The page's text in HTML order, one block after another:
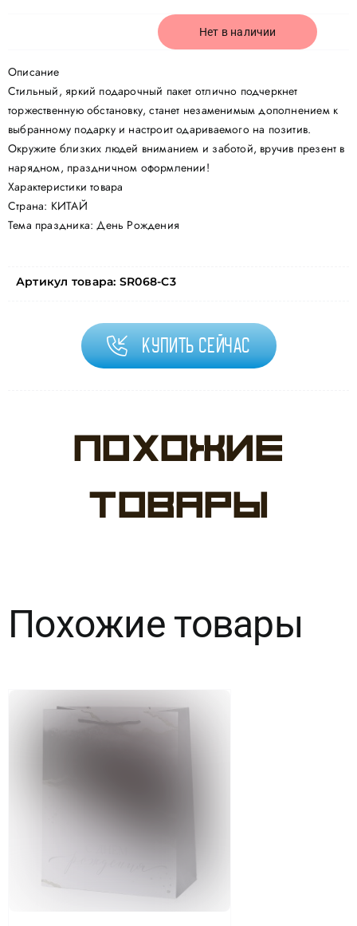
Политика конфиденциальности
Нет в наличии
Описание
Стильный, яркий подарочный пакет отлично подчеркнет
торжественную обстановку, станет незаменимым дополнением к
выбранному подарку и настроит одариваемого на позитив.
Окружите близких людей вниманием и заботой, вручив презент в
нарядном, праздничном оформлении!
Характеристики товара
Страна: КИТАЙ
Тема праздника: День Рождения
Артикул товара: SR068-C3
Купить сейчас
Похожие
товары
Похожие товары